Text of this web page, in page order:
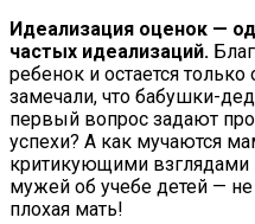
Идеализация оценок —
частых идеализаций.
ребенок и остается
замечали, что бабушки-
первый вопрос задают
успехи? А как мучаются
критикующими
мужей об учебе детей — не
плохая мать!